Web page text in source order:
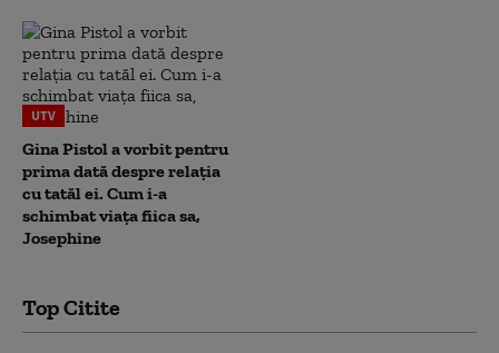
UTV
Gina Pistol a vorbit pentru
prima dată despre relația
cu tatăl ei. Cum i-a
schimbat viața fiica sa,
Josephine
Top Citite